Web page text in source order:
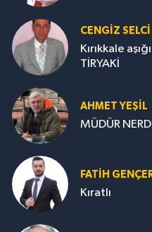
CENGİZ SELCİ
Kırıkkale
TİRYAKİ
AHMET YEŞİL
MÜDÜR
FATIH
Kıratlı